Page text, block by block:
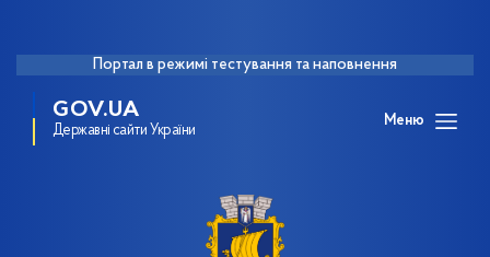
Портал в режимі тестування та наповнення
GOV.UA
Державні сайти України
Меню